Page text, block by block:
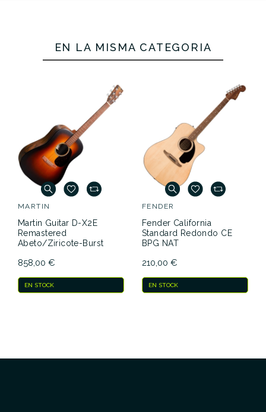
EN LA MISMA CATEGORÍA
MARTIN
Martin Guitar D-X2E
Remastered
Abeto/Ziricote-Burst
858,00 €
EN STOCK
FENDER
Fender California
Standard Redondo CE
BPG NAT
210,00 €
EN STOCK